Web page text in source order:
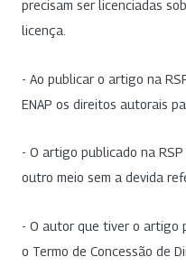
precisam ser licenciadas
licença.
- Ao publicar o artigo na
ENAP os direitos autorais
- O artigo publicado na
outro meio sem a devida
- O autor que tiver o artigo
o Termo de Concessão de